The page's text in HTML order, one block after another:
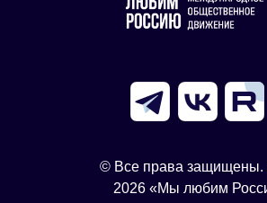
© Все права защищены.
2026 «Мы любим